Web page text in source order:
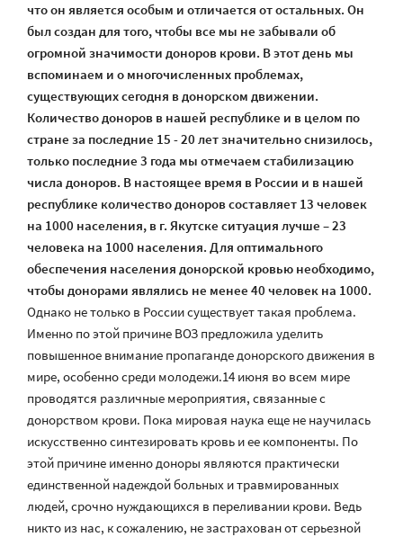
что он является особым и отличается от остальных. Он
был создан для того, чтобы все мы не забывали об
огромной значимости доноров крови. В этот день мы
вспоминаем и о многочисленных проблемах,
существующих сегодня в донорском движении.
Количество доноров в нашей республике и в целом по
стране за последние 15 - 20 лет значительно снизилось,
только последние 3 года мы отмечаем стабилизацию
числа доноров. В настоящее время в России и в нашей
республике количество доноров составляет 13 человек
на 1000 населения, в г. Якутске ситуация лучше – 23
человека на 1000 населения. Для оптимального
обеспечения населения донорской кровью необходимо,
чтобы донорами являлись не менее 40 человек на 1000.
Однако не только в России существует такая проблема.
Именно по этой причине ВОЗ предложила уделить
повышенное внимание пропаганде донорского движения в
мире, особенно среди молодежи.14 июня во всем мире
проводятся различные мероприятия, связанные с
донорством крови. Пока мировая наука еще не научилась
искусственно синтезировать кровь и ее компоненты. По
этой причине именно доноры являются практически
единственной надеждой больных и травмированных
людей, срочно нуждающихся в переливании крови. Ведь
никто из нас, к сожалению, не застрахован от серьезной